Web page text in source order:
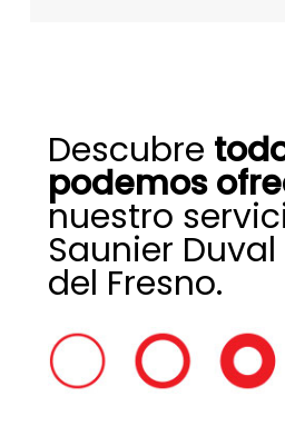
Descubre
podemos
nuestro
Saunier
del Fresno.